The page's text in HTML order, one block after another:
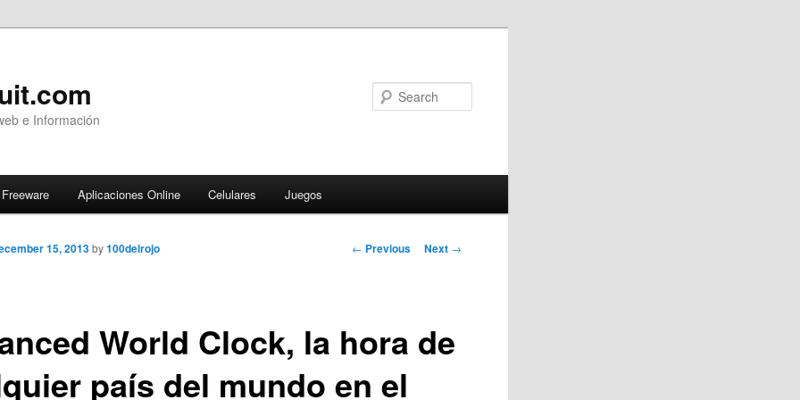
e Información
Freeware Aplicaciones Online Celulares Juegos
Post
← Previous Next →
World Clock, la hora de
país del mundo en el
15, 2013 by100delrojo